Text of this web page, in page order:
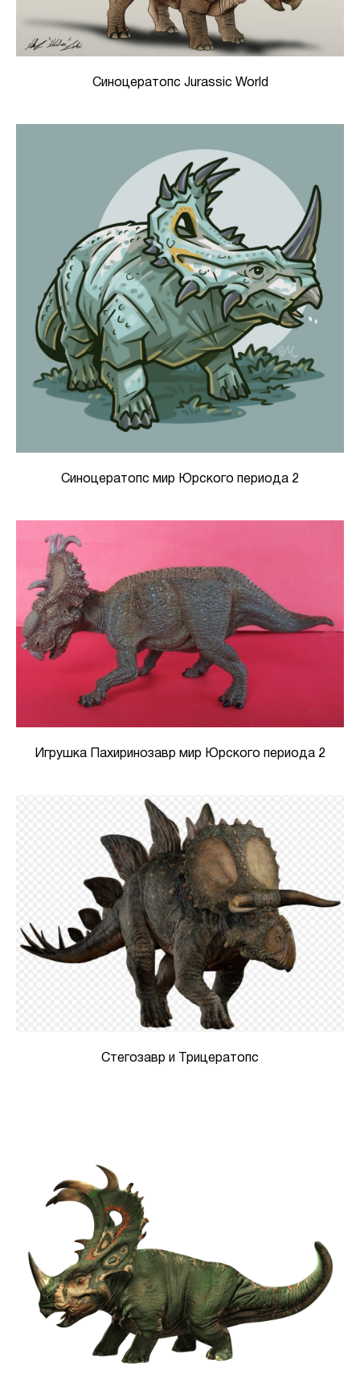
Синоцератопс Jurassic World
Синоцератопс мир Юрского периода 2
Игрушка Пахиринозавр мир Юрского периода 2
Стегозавр и Трицератопс